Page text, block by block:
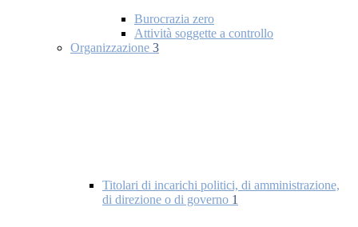
Burocrazia zero
Attività soggette a controllo
Organizzazione 3
Titolari di incarichi politici, di amministrazione,
di direzione o di governo 1